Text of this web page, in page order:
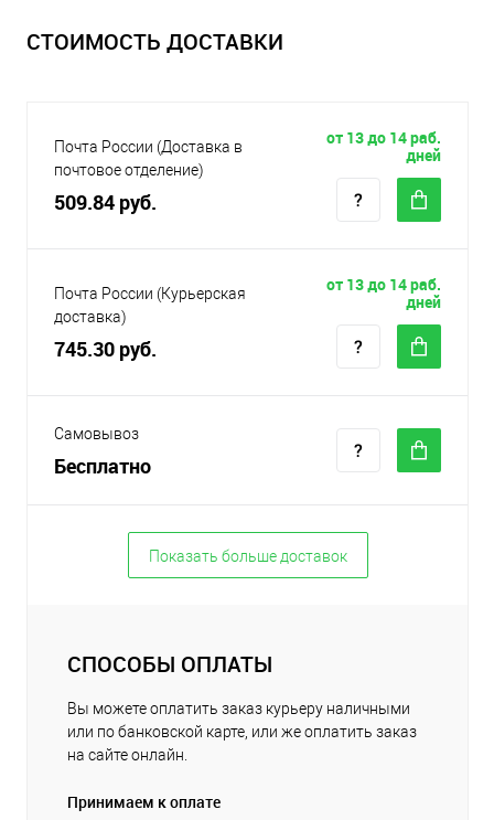
СТОИМОСТЬ ДОСТАВКИ
Почта России (Доставка в
почтовое отделение)
509.84 руб.
от 13 до 14 раб.
дней
Почта России (Курьерская
доставка)
745.30 руб.
от 13 до 14 раб.
дней
Самовывоз
Бесплатно
Показать больше доставок
СПОСОБЫ ОПЛАТЫ
Вы можете оплатить заказ курьеру наличными
или по банковской карте, или же оплатить заказ
на сайте онлайн.
Принимаем к оплате